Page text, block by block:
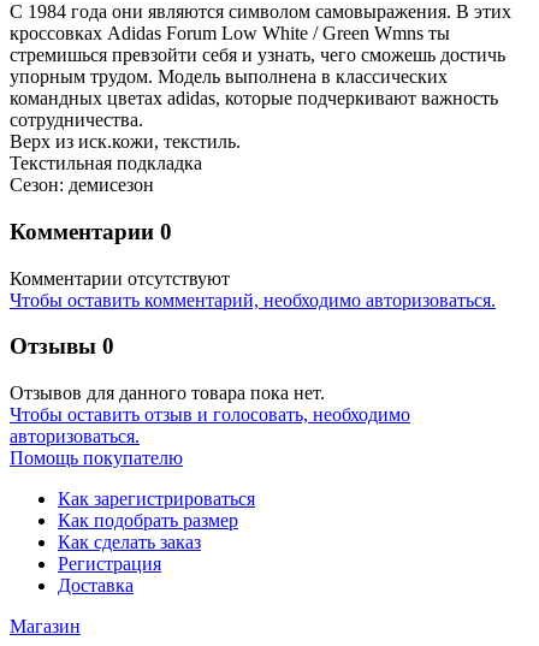
С 1984 года они являются символом самовыражения. В этих
кроссовках Adidas Forum Low White / Green Wmns ты
стремишься превзойти себя и узнать, чего сможешь достичь
упорным трудом. Модель выполнена в классических
командных цветах adidas, которые подчеркивают важность
сотрудничества.
Верх из иск.кожи, текстиль.
Текстильная подкладка
Сезон: демисезон
Комментарии 0
Комментарии отсутствуют
Чтобы оставить комментарий, необходимо авторизоваться.
Отзывы 0
Отзывов для данного товара пока нет.
Чтобы оcтавить отзыв и голосовать, необходимо
авторизоваться.
Помощь покупателю
Как зарегистрироваться
Как подобрать размер
Как сделать заказ
Регистрация
Доставка
Магазин